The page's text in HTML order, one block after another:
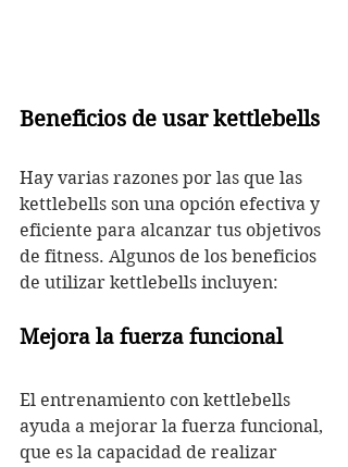
Beneficios de usar kettlebells
Hay varias razones por las que las
kettlebells son una opción efectiva y
eficiente para alcanzar tus objetivos
de fitness. Algunos de los beneficios
de utilizar kettlebells incluyen:
Mejora la fuerza funcional
El entrenamiento con kettlebells
ayuda a mejorar la fuerza funcional,
que es la capacidad de realizar